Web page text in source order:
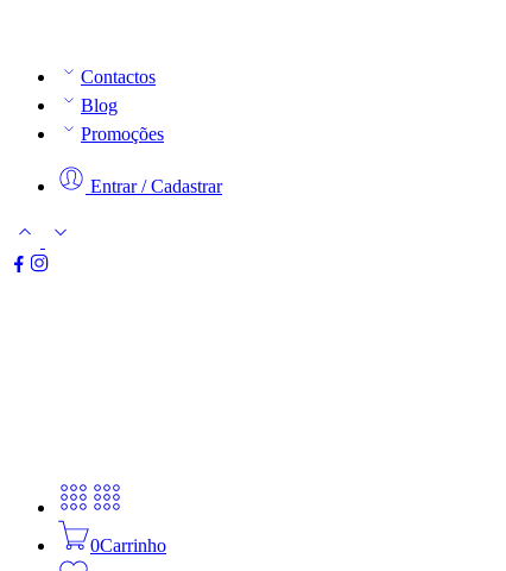
Contactos
Blog
Promoções
Entrar / Cadastrar
0Carrinho